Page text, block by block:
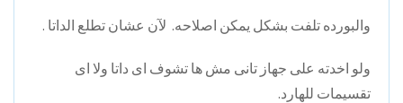
والبورده تلفت بشكل يمكن اصلاحه. لآن عشان تطلع الداتا .
ولو اخدته على جهاز تانى مش ها تشوف اى داتا ولا اى
تقسيمات للهارد.